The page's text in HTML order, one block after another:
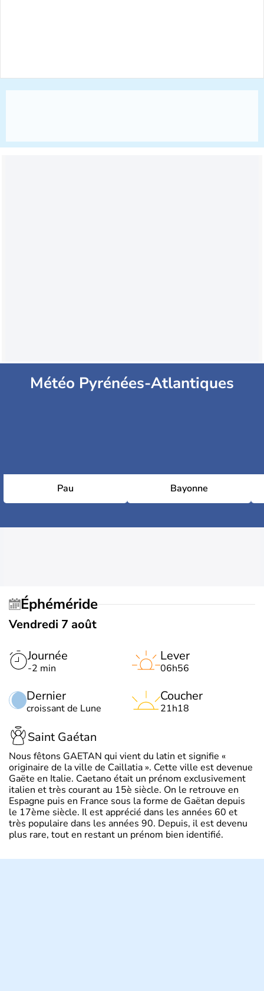
Météo Pyrénées-Atlantiques
Pau Bayonne
Éphéméride
Vendredi 7 août
Journée
-2 min
Dernier
croissant de Lune
Lever
06h56
Coucher
21h18
Saint Gaétan
Nous fêtons GAETAN qui vient du latin et signifie «
originaire de la ville de Caillatia ». Cette ville est devenue
Gaëte en Italie. Caetano était un prénom exclusivement
italien et très courant au 15è siècle. On le retrouve en
Espagne puis en France sous la forme de Gaëtan depuis
le 17ème siècle. Il est apprécié dans les années 60 et
très populaire dans les années 90. Depuis, il est devenu
plus rare, tout en restant un prénom bien identifié.